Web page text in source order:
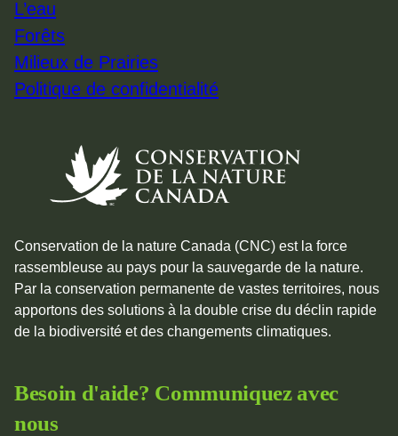
Conservation de la nature Canada (CNC) est la force
rassembleuse au pays pour la sauvegarde de la nature.
Par la conservation permanente de vastes territoires, nous
apportons des solutions à la double crise du déclin rapide
de la biodiversité et des changements climatiques.
Besoin d'aide? Communiquez avec
nous
L’eau
Forêts
Milieux de Prairies
Politique de confidentialité